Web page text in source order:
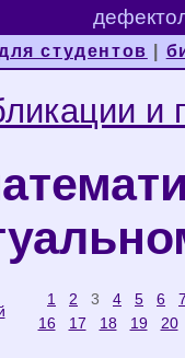
студентов
и
1 2 3 4 5 6
16
17 18 19 20